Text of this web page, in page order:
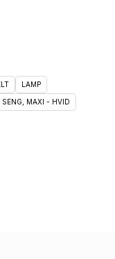
LAMP
SENG, MAXI - HVID